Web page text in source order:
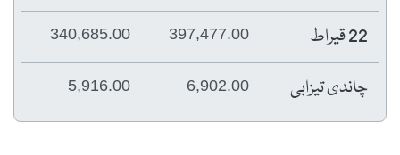
22 قیراط 397,477.00
340,685.00
چاندی تیزابی 6,902.00
5,916.00